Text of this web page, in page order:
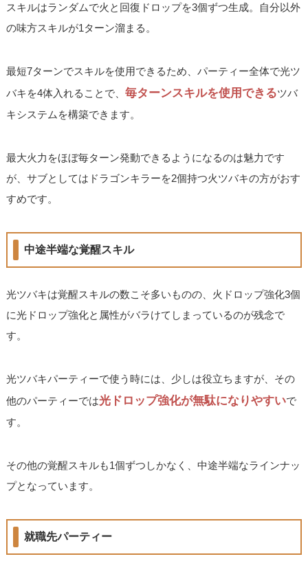
スキルはランダムで火と回復ドロップを3個ずつ生成。自分以外
の味方スキルが1ターン溜まる。
最短7ターンでスキルを使用できるため、パーティー全体で光ツ
バキを4体入れることで、毎ターンスキルを使用できるツバ
キシステムを構築できます。
最大火力をほぼ毎ターン発動できるようになるのは魅力です
が、サブとしてはドラゴンキラーを2個持つ火ツバキの方がおす
すめです。
中途半端な覚醒スキル
光ツバキは覚醒スキルの数こそ多いものの、火ドロップ強化3個
に光ドロップ強化と属性がバラけてしまっているのが残念で
す。
光ツバキパーティーで使う時には、少しは役立ちますが、その
他のパーティーでは光ドロップ強化が無駄になりやすいで
す。
その他の覚醒スキルも1個ずつしかなく、中途半端なラインナッ
プとなっています。
就職先パーティー